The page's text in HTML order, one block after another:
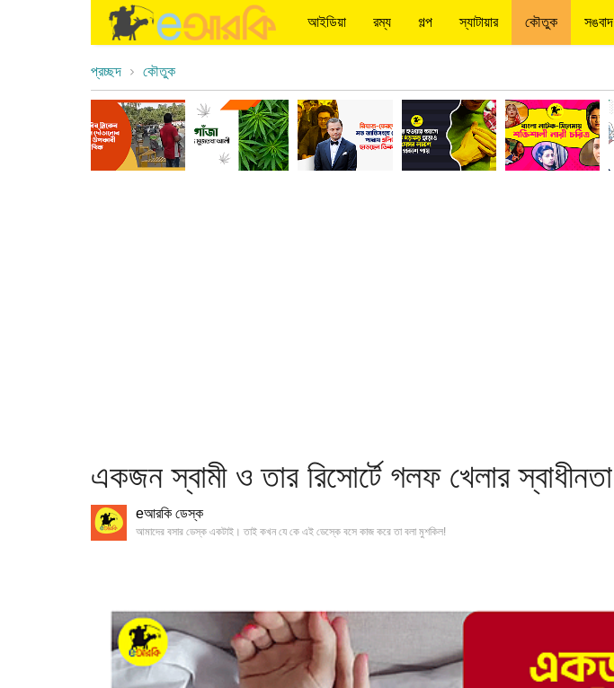
আইডিয়া রম্য গল্প স্যাটায়ার কৌতুক সঙবাদ
প্রচ্ছদ কৌতুক
একজন স্বামী ও তার রিসোর্টে গলফ খেলার স্বাধীনতা
eআরকি ডেস্ক
আমাদের বসার ডেস্ক একটাই। তাই কখন যে কে এই ডেস্কে বসে কাজ করে তা বলা মুশকিল!